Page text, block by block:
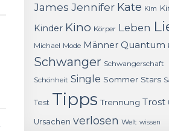
James Jennifer Kate Kim
Kinder Kino Körper Leben
Michael Mode Männer Quantum
Schwanger Schwangerschaft
Schönheit Single Sommer Stars
Test Tipps Trennung Trost
Ursachen verlosen Welt wissen